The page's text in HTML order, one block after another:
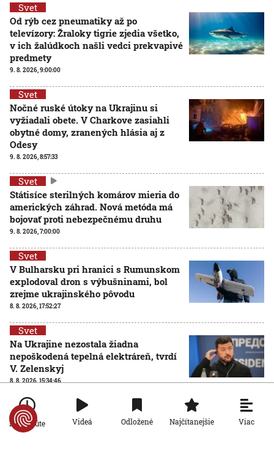
Svet
Od rýb cez pneumatiky až po
televízory: Žraloky tigrie zjedia všetko,
v ich žalúdkoch našli vedci prekvapivé
predmety
9. 8. 2026, 9:00:00
Svet
Nočné ruské útoky na Ukrajinu si
vyžiadali obete. V Charkove zasiahli
obytné domy, zranených hlásia aj z
Odesy
9. 8. 2026, 8:57:33
Svet
Státisíce sterilných komárov mieria do
amerických záhrad. Nová metóda má
bojovať proti nebezpečnému druhu
9. 8. 2026, 7:00:00
Svet
V Bulharsku pri hranici s Rumunskom
explodoval dron s výbušninami, bol
zrejme ukrajinského pôvodu
8. 8. 2026, 17:52:27
Svet
Na Ukrajine nezostala žiadna
nepoškodená tepelná elektráreň, tvrdí
V. Zelenskyj
8. 8. 2026, 15:34:46
Po minúte Videá Odložené Najčítanejšie Viac